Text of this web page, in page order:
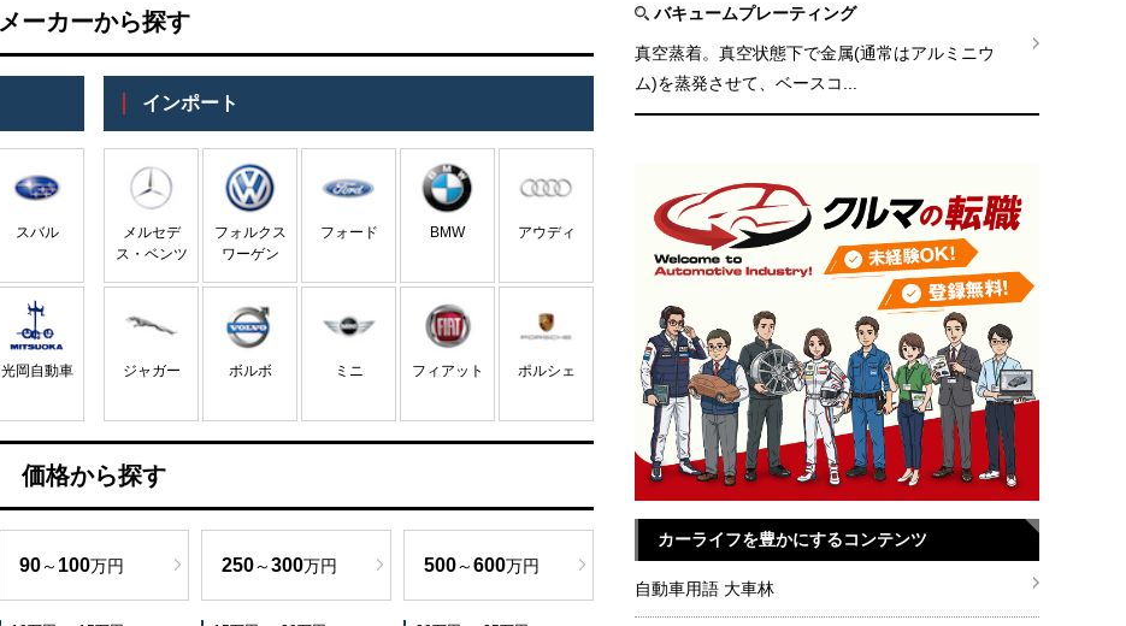
メーカーから探す
スバル
光岡自動車
インポート
メルセデ
ス・ベンツ
フォルクス
ワーゲン
フォード BMW アウディ
ジャガー ボルボ ミニ フィアット ポルシェ
価格から探す
90～ 100万円 250～300万円 500～600万円
バキュームプレーティング
真空蒸着。真空状態下で金属(通常はアルミニウ
ム)を蒸発させて、ベースコ...
カーライフを豊かにするコンテンツ
自動車用語 大車林